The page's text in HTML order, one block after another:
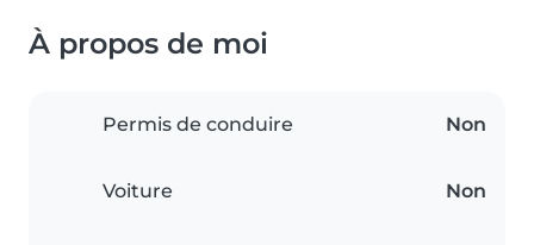
À propos de moi
Permis de conduire Non
Voiture Non